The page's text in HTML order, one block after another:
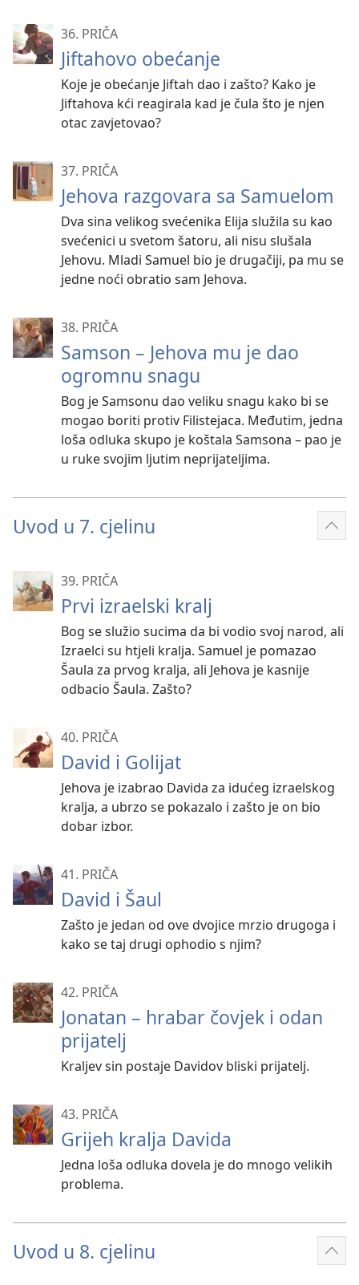
36. PRIČA
Jiftahovo obećanje
Koje je obećanje Jiftah dao i zašto? Kako je
Jiftahova kći reagirala kad je čula što je njen
otac zavjetovao?
37. PRIČA
Jehova razgovara sa Samuelom
Dva sina velikog svećenika Elija služila su kao
svećenici u svetom šatoru, ali nisu slušala
Jehovu. Mladi Samuel bio je drugačiji, pa mu se
jedne noći obratio sam Jehova.
38. PRIČA
Samson – Jehova mu je dao
ogromnu snagu
Bog je Samsonu dao veliku snagu kako bi se
mogao boriti protiv Filistejaca. Međutim, jedna
loša odluka skupo je koštala Samsona – pao je
u ruke svojim ljutim neprijateljima.
Uvod u 7. cjelinu
39. PRIČA
Prvi izraelski kralj
Bog se služio sucima da bi vodio svoj narod, ali
Izraelci su htjeli kralja. Samuel je pomazao
Šaula za prvog kralja, ali Jehova je kasnije
odbacio Šaula. Zašto?
40. PRIČA
David i Golijat
Jehova je izabrao Davida za idućeg izraelskog
kralja, a ubrzo se pokazalo i zašto je on bio
dobar izbor.
41. PRIČA
David i Šaul
Zašto je jedan od ove dvojice mrzio drugoga i
kako se taj drugi ophodio s njim?
42. PRIČA
Jonatan – hrabar čovjek i odan
prijatelj
Kraljev sin postaje Davidov bliski prijatelj.
43. PRIČA
Grijeh kralja Davida
Jedna loša odluka dovela je do mnogo velikih
problema.
Uvod u 8. cjelinu